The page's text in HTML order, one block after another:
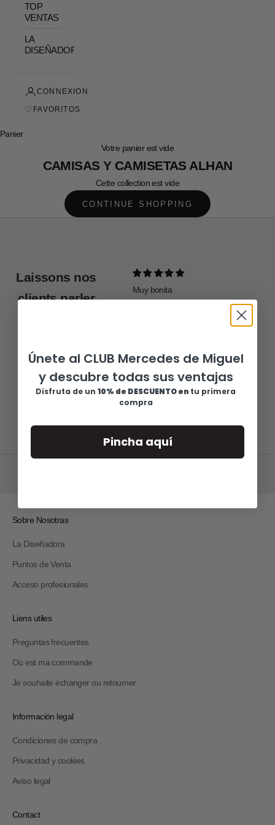
TOP
VENTAS
LA
DISEÑADORA
CONNEXION
♡ FAVORITOS
Panier
Votre panier est vide
CAMISAS Y CAMISETAS ALHAN
Cette collection est vide
CONTINUE SHOPPING
Laissons nos
clients parler
sur 467 avis
Muy bonita
Anónimo
Sobre Nosotras
La Diseñadora
Puntos de Venta
Acceso profesionales
Liens utiles
Preguntas frecuentes
Où est ma commande
Je souhaite échanger ou retourner
Información legal
Condiciones de compra
Privacidad y cookies
Aviso legal
Contact
Únete al CLUB Mercedes de Miguel
y descubre todas sus ventajas
Disfruta de un 10% de DESCUENTO en tu primera
compra
Pincha aquí